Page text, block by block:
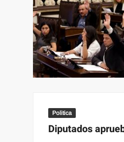
Politica
Diputados